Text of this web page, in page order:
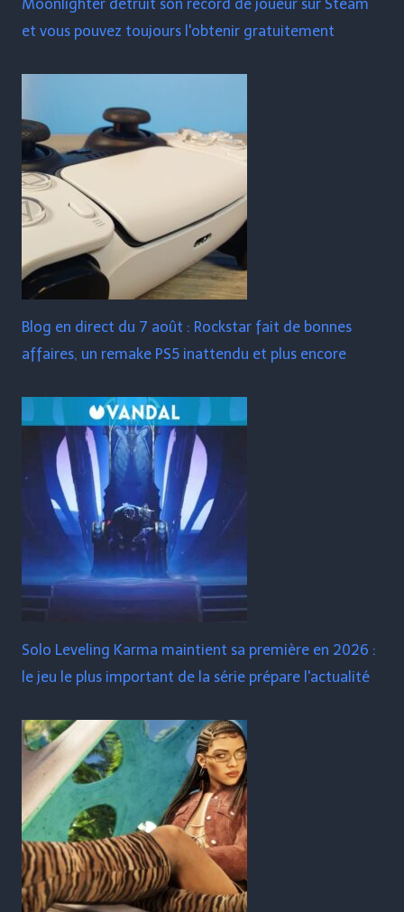
Moonlighter détruit son record de joueur sur Steam
et vous pouvez toujours l'obtenir gratuitement
Blog en direct du 7 août : Rockstar fait de bonnes
affaires, un remake PS5 inattendu et plus encore
Solo Leveling Karma maintient sa première en 2026 :
le jeu le plus important de la série prépare l'actualité